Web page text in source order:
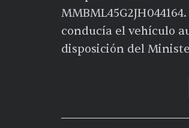
conducía el vehículo
disposición del